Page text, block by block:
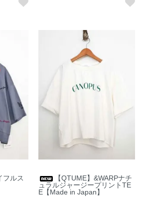
フルス
【QTUME】&WARPナチ
ュラルジャージープリントTE
E【Made in Japan】